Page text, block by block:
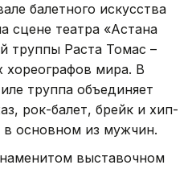
балетного искусства
сцене театра «Астана
труппы Раста Томас –
мира. В
труппа объединяет
рок-балет, брейк и хип-
в основном из мужчин.
выставочном